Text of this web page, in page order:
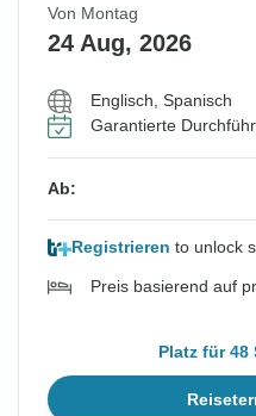
Von Montag
24 Aug, 2026
Englisch, Spanisch
Garantierte
Ab:
Registrieren to unlock
Preis basierend auf
Platz für 48